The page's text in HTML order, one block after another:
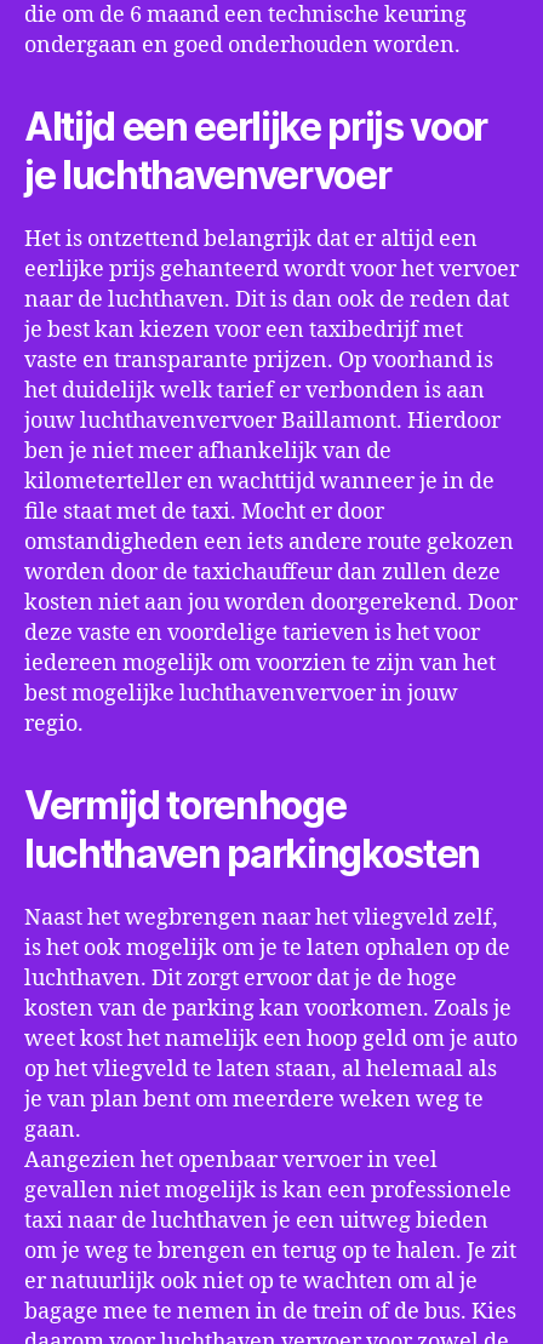
die om de 6 maand een technische keuring
ondergaan en goed onderhouden worden.
Altijd een eerlijke prijs voor
je luchthavenvervoer
Het is ontzettend belangrijk dat er altijd een
eerlijke prijs gehanteerd wordt voor het vervoer
naar de luchthaven. Dit is dan ook de reden dat
je best kan kiezen voor een taxibedrijf met
vaste en transparante prijzen. Op voorhand is
het duidelijk welk tarief er verbonden is aan
jouw luchthavenvervoer Baillamont. Hierdoor
ben je niet meer afhankelijk van de
kilometerteller en wachttijd wanneer je in de
file staat met de taxi. Mocht er door
omstandigheden een iets andere route gekozen
worden door de taxichauffeur dan zullen deze
kosten niet aan jou worden doorgerekend. Door
deze vaste en voordelige tarieven is het voor
iedereen mogelijk om voorzien te zijn van het
best mogelijke luchthavenvervoer in jouw
regio.
Vermijd torenhoge
luchthaven parkingkosten
Naast het wegbrengen naar het vliegveld zelf,
is het ook mogelijk om je te laten ophalen op de
luchthaven. Dit zorgt ervoor dat je de hoge
kosten van de parking kan voorkomen. Zoals je
weet kost het namelijk een hoop geld om je auto
op het vliegveld te laten staan, al helemaal als
je van plan bent om meerdere weken weg te
gaan.
Aangezien het openbaar vervoer in veel
gevallen niet mogelijk is kan een professionele
taxi naar de luchthaven je een uitweg bieden
om je weg te brengen en terug op te halen. Je zit
er natuurlijk ook niet op te wachten om al je
bagage mee te nemen in de trein of de bus. Kies